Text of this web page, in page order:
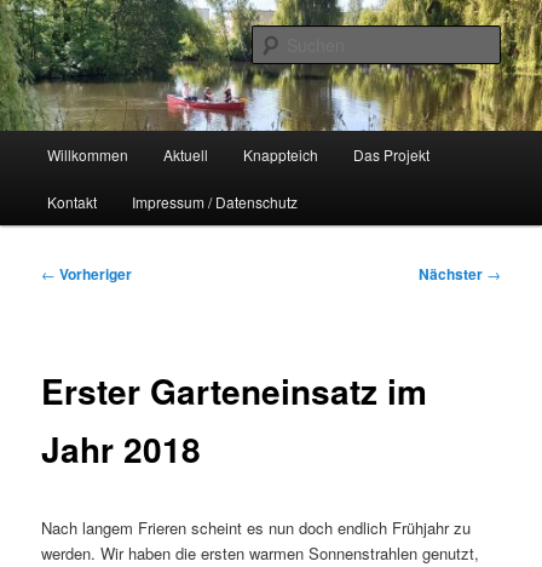
Zum
primären
Inhalt
springenUnser Knappteich
Naherholungsgebiet im Chemnitzer Yorckgebiet
Willkommen Aktuell Knappteich Das Projekt
Kontakt Impressum / Datenschutz
Beitragsnavigation
← Vorheriger Nächster →
Erster Garteneinsatz im
Jahr 2018
Nach langem Frieren scheint es nun doch endlich Frühjahr zu
werden. Wir haben die ersten warmen Sonnenstrahlen genutzt,